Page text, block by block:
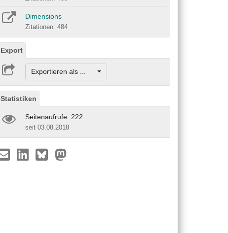
Dimensions
Zitationen: 484
Export
Exportieren als ...
Statistiken
Seitenaufrufe: 222
seit 03.08.2018